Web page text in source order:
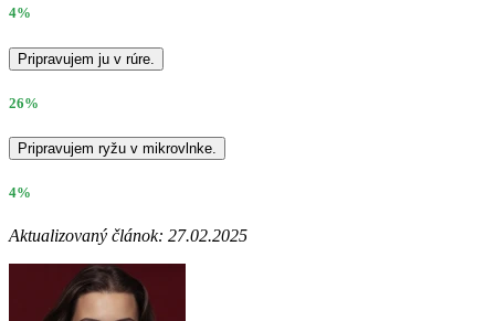
4%
Pripravujem ju v rúre.
26%
Pripravujem ryžu v mikrovlnke.
4%
Aktualizovaný článok: 27.02.2025